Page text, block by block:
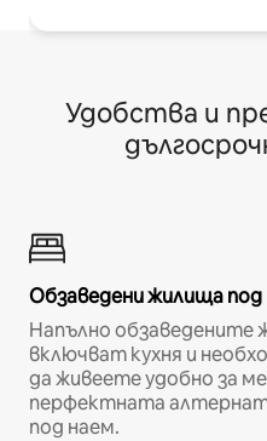
Удобства и
Обзаведени жилища под
Напълно обзаведените
включват кухня и
да живеете удобно за
перфектната
под наем.